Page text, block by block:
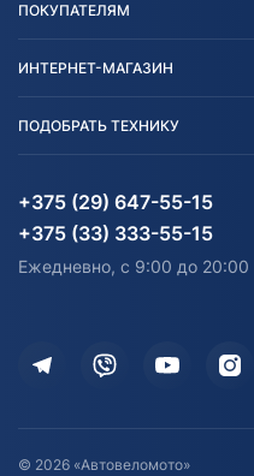
Блог
Карта сайта
ПОКУПАТЕЛЯМ
Согласие на обработку
Информация до получения
согласия на обработку
Дополнительные услуги
Оставить отзыв
Договор публичной оферты
ИНТЕРНЕТ-МАГАЗИН
Агротехника
Водный транспорт
Электротранспорт
ПОДОБРАТЬ ТЕХНИКУ
Агротехника
Электротранспорт
+375 (29) 647-55-15
+375 (33) 333-55-15
Ежедневно, с 9:00 до 20:00
© 2026 «Автовеломото»